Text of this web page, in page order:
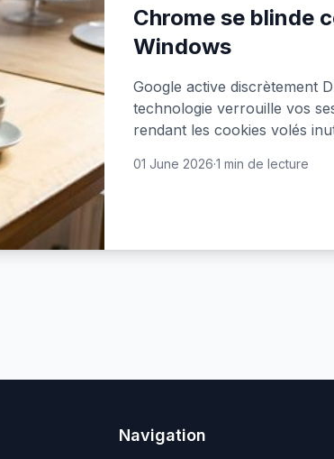
Chrome se blinde
Windows
Google active discrètement
technologie verrouille vos
rendant les cookies volés
01 June 2026·1 min de lecture
Navigation